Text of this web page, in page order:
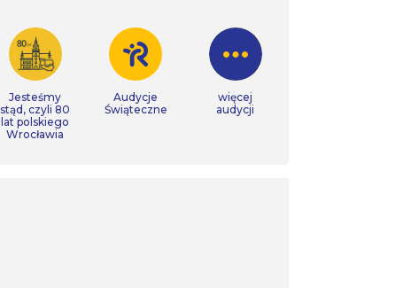
Jesteśmy
stąd, czyli 80
lat polskiego
Wrocławia
Audycje
Świąteczne
więcej
audycji